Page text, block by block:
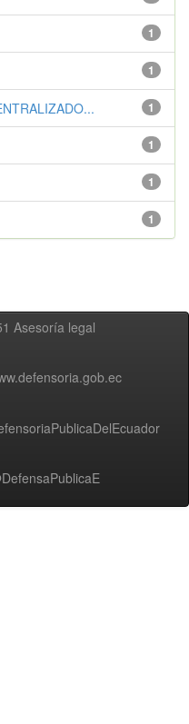
1
1
1
1
1
1
Asesoría legal